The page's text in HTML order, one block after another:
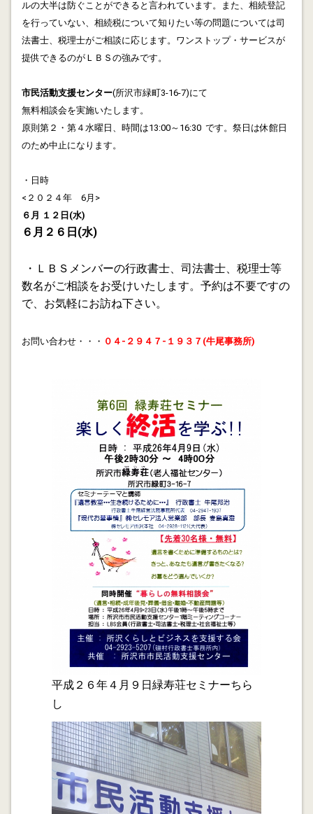
昨日3/2 マミーマート所沢山口店で無料相談会を実施
しました。小雨が降る肌寒い一日でしたが、２月の大雪
の頃より随分春めいてきました。この日の相談者は８
件数も１３０組近くになりました。次回は３/３０.４月
た、第２、第４水曜日は所沢市市民活動支援センターで
ＬＢＳ主催の無料相談会を実施していますので、そちら
もご利用下さい。詳しくは私のホームページに記載して
います。
2014.01.31
2014.01.28
遺産分割協議における判子代 Ｎo.1
2014.01.07
所沢商工会議所 セミナー「危ない会社の売掛金を敢前
回種するコツ」2014/1/15開催予定。講師は私の知人で
した。
2014.01.05
行政書士会と日本政策金融公庫の提携
2013.12.30
離婚と相続の行政書士No.2
離婚と相続の行政書士
2013.12.21
行政書士の債権回収サポート
平成25年12月11日 所沢市緑寿荘(老人福祉センター)で
無料相談会を実施します。 テーマ:知っておきたい老い
支度…心豊かな老後に備えて 日 時:平成25年12月11
日 PM0:00～PM1:30 主 催:所沢くらしとビジネスを支
援する会(ＬＢＳ) 共 催:所沢市市民活動支援センター
定員等:先着30名 受講料は無料です。 講師は税理士、
行政書士、一級葬祭ディレクターが、相続税、エンディ
ングノートと遺言の違い、葬儀に対する心構えにつき、
各30分、要点を押さえ、わかりやすく解説致します。お
気軽にご参加ください。
2013.11.27
マミーマート所沢山口店(大六天、小手指台)での無料相
談会。同店舗のリニューアルオープンの関係で、今回
は、１１月３０日(土)、１２月１日(日)の連続２日開催
ルの大半は防ぐことができると言われています。また、相続登記
を行っていない、相続税について知りたい等の問題については司
法書士、税理士がご相談に応じます。ワンストップ・サービスが
提供できるのがＬＢＳの強みです。
市民活動支援センター(所沢市緑町3-16-7)にて
無料相談会を実施いたします。
原則第２・第４水曜日、時間は13:00～16:30 です。祭日は休館日
のため中止になります。
・日時
<２０２４年 6月>
６月 １２日(水)
６月２６日 (水)
・ＬＢＳメンバーの行政書士、司法書士、税理士等
数名がご相談をお受けいたします。予約は不要ですの
で、お気軽にお訪ね下さい。
お問い合わせ・・・ ０４-２９４７-１９３７(牛尾事務所)
平成２６年４月９日緑寿荘セミナーちら
し